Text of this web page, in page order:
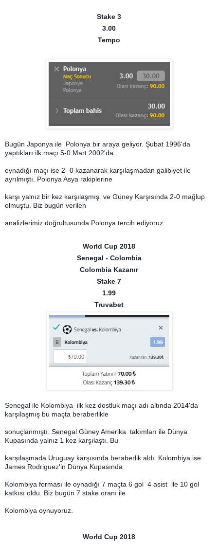
Stake 3
3.00
Tempo
Bugün Japonya ile Polonya bir araya geliyor. Şubat 1996'da
yaptıkları ilk maçı 5-0 Mart 2002'da
oynadığı maçı ise 2- 0 kazanarak karşılaşmadan galibiyet ile
ayrılmıştı. Polonya Asya rakiplerine
karşı yalnız bir kez karşılaşmış ve Güney Karşısında 2-0 mağlup
olmuştu. Biz bugün verilen
analizlerimiz doğrultusunda Polonya tercih ediyoruz.
World Cup 2018
Senegal - Colombia
Colombia Kazanır
Stake 7
1.99
Truvabet
Senegal ile Kolombiya ilk kez dostluk maçı adı altında 2014'da
karşılaşmış bu maçta beraberlikle
sonuçlanmıştı. Senegal Güney Amerika takımları ile Dünya
Kupasında yalnız 1 kez karşılaştı. Bu
karşılaşmada Uruguay karşısında beraberlik aldı. Kolombiya ise
James Rodriguez'in Dünya Kupasında
Kolombiya forması ile oynadığı 7 maçta 6 gol 4 asist ile 10 gol
katkısı oldu. Biz bugün 7 stake oranı ile
Kolombiya oynuyoruz.
World Cup 2018